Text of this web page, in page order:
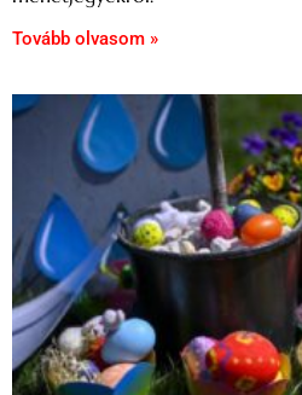
Tovább olvasom »